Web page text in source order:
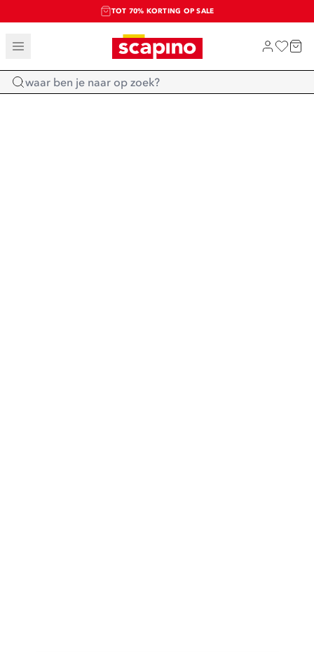
TOT 70% KORTING OP SALE
SALE: LAATSTE KANS!
SHOP NIEUW
Home